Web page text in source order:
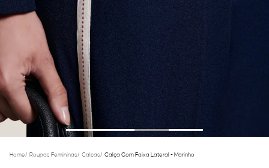
Home/ Roupas Femininas/ Calcas/ Calça Com Faixa Lateral - Marinho